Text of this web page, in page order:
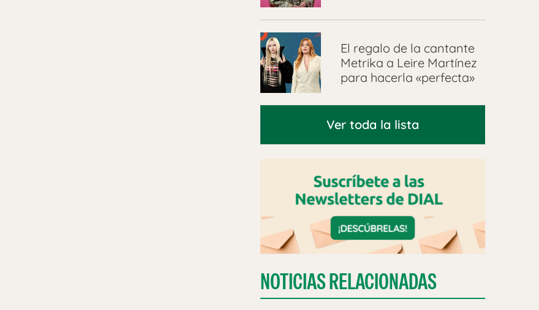
El regalo de la cantante
Metrika a Leire Martínez
para hacerla «perfecta»
Ver toda la lista
NOTICIAS RELACIONADAS